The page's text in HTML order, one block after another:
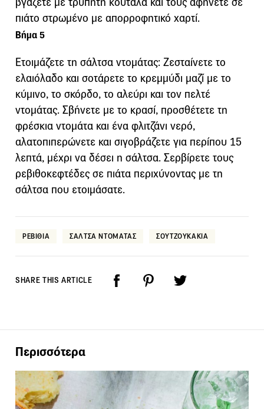
πιάτο στρωμένο με απορροφητικό χαρτί.
Βήμα 5
Ετοιμάζετε τη σάλτσα ντομάτας: Ζεσταίνετε το
ελαιόλαδο και σοτάρετε το κρεμμύδι μαζί με το
κύμινο, το σκόρδο, το αλεύρι και τον πελτέ
ντομάτας. Σβήνετε με το κρασί, προσθέτετε τη
φρέσκια ντομάτα και ένα φλιτζάνι νερό,
αλατοπιπερώνετε και σιγοβράζετε για περίπου 15
λεπτά, μέχρι να δέσει η σάλτσα. Σερβίρετε τους
ρεβιθοκεφτέδες σε πιάτα περιχύνοντας με τη
σάλτσα που ετοιμάσατε.
ΡΕΒΙΘΙΑ ΣΑΛΤΣΑ ΝΤΟΜΑΤΑΣ ΣΟΥΤΖΟΥΚΑΚΙΑ
SHARE THIS ARTICLE
Περισσότερα